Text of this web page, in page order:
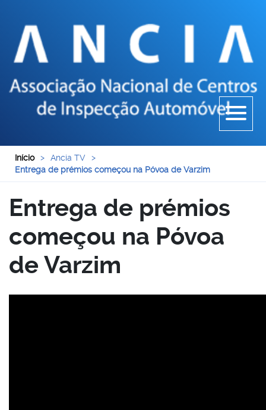
Início > Ancia TV
>
Entrega de prémios começou na Póvoa de Varzim
Entrega de prémios
começou na Póvoa
de Varzim